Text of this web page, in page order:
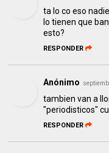
ta lo co eso
lo tienen que
esto?
RESPONDER
Anónimo
tambien van a
"periodisticos"
RESPONDER